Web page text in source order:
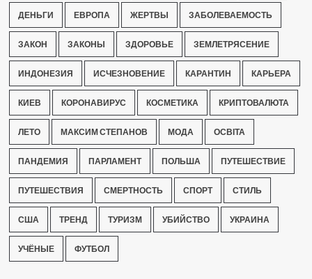
ДЕНЬГИ ЕВРОПА ЖЕРТВЫ ЗАБОЛЕВАЕМОСТЬ
ЗАКОН ЗАКОНЫ ЗДОРОВЬЕ ЗЕМЛЕТРЯСЕНИЕ
ИНДОНЕЗИЯ ИСЧЕЗНОВЕНИЕ КАРАНТИН КАРЬЕРА
КИЕВ КОРОНАВИРУС КОСМЕТИКА КРИПТОВАЛЮТА
ЛЕТО МАКСИМ СТЕПАНОВ МОДА ОСВІТА
ПАНДЕМИЯ ПАРЛАМЕНТ ПОЛЬША ПУТЕШЕСТВИЕ
ПУТЕШЕСТВИЯ СМЕРТНОСТЬ СПОРТ СТИЛЬ
США ТРЕНД ТУРИЗМ УБИЙСТВО УКРАИНА
УЧЁНЫЕ ФУТБОЛ